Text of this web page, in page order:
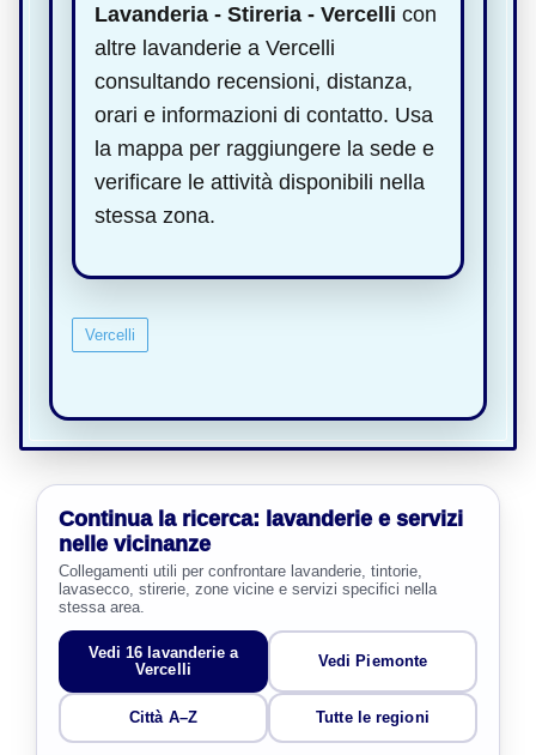
Lavanderia - Stireria - Vercelli con
altre lavanderie a Vercelli
consultando recensioni, distanza,
orari e informazioni di contatto. Usa
la mappa per raggiungere la sede e
verificare le attività disponibili nella
stessa zona.
Vercelli
Continua la ricerca: lavanderie e servizi
nelle vicinanze
Collegamenti utili per confrontare lavanderie, tintorie,
lavasecco, stirerie, zone vicine e servizi specifici nella
stessa area.
Vedi 16 lavanderie a
Vercelli
Vedi Piemonte
Città A–Z Tutte le regioni